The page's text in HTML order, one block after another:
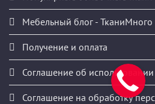
Мебельный блог - ТканиМного
Получение и оплата
Соглашение об использовании
Соглашение на обработку